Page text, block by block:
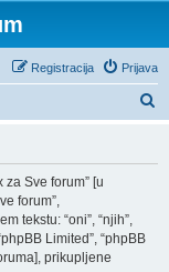
Prijava
Registracija
Sve forum” [u
forum”,
tekstu: “oni”, “njih”,
Limited”, “phpBB
prikupljene